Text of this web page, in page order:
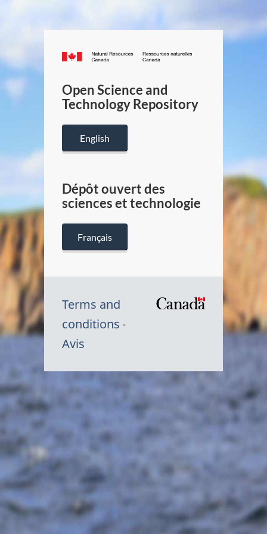
Canada.ca
/
Canada
Open Science and
Technology Repository
English
Dépôt ouvert des
sciences et technologie
Français
Terms and
conditions
Avis
Symbole
Canada